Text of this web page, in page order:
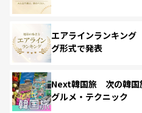
エアラインランキン
グ形式で発表
Next韓国旅 次の韓国
グルメ・テクニック